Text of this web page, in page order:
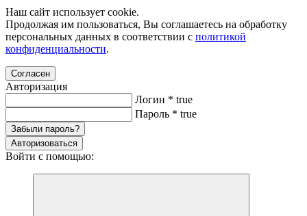
Наш сайт использует cookie.
Продолжая им пользоваться, Вы соглашаетесь на обработку
персональных данных в соответствии с политикой
конфиденциальности.
Согласен
Авторизация
Логин * true
Пароль * true
Забыли пароль?
Авторизоваться
Войти с помощью: